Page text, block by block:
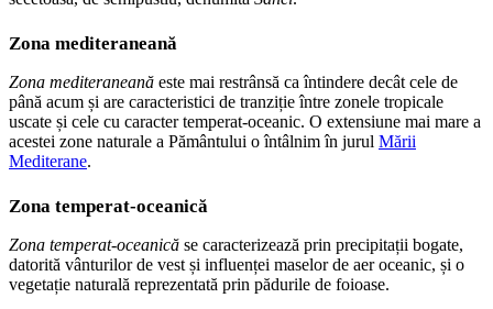
Zona mediteraneană
Zona mediteraneană este mai restrânsă ca întindere decât cele de
până acum și are caracteristici de tranziție între zonele tropicale
uscate și cele cu caracter temperat-oceanic. O extensiune mai mare a
acestei zone naturale a Pământului o întâlnim în jurul Mării
Mediterane.
Zona temperat-oceanică
Zona temperat-oceanică se caracterizează prin precipitații bogate,
datorită vânturilor de vest și influenței maselor de aer oceanic, și o
vegetație naturală reprezentată prin pădurile de foioase.